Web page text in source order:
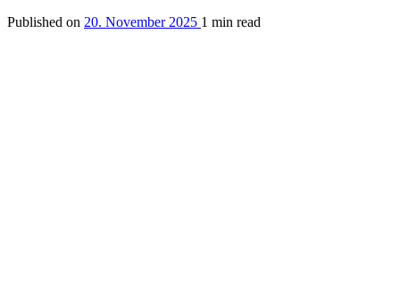
Published on 20. November 2025 1 min read